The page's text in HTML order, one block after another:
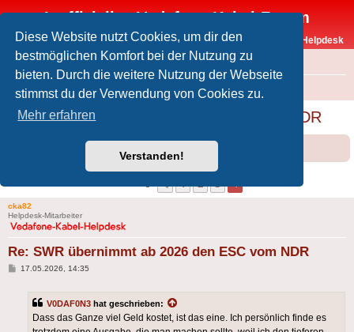
Diese Website nutzt Cookies, um dir den
bestmöglichen Komfort bei der Nutzung zu
bieten. Durch die weitere Nutzung der Webseite
stimmst du der Verwendung von Cookies zu.
Mehr erfahren
Verstanden!
Inoffizielles Vodafone-Kabel-Forum
Vodafone-Kabel-Helpdesk
FAQ
Foren-Übersicht Offtopic
SWR übernimmt ab 2026 den ESC vom NDR
Vorherige
1 2 3 4
cka82
Helpdesk-Mitarbeiter
Re: SWR übernimmt ab 2026 den ESC vom NDR
Beitrag
17.05.2026, 14:35
V0DAF0N3 hat geschrieben:
Dass das Ganze viel Geld kostet, ist das eine. Ich persönlich finde es